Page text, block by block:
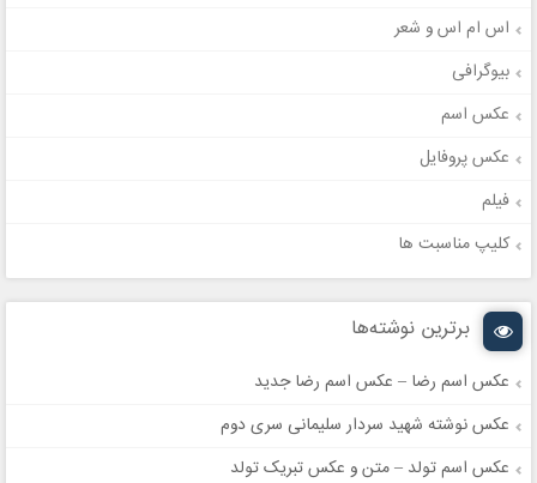
اس ام اس و شعر
بیوگرافی
عکس اسم
عکس پروفایل
فیلم
کلیپ مناسبت ها
برترین نوشته‌ها
عکس اسم رضا – عکس اسم رضا جدید
عکس نوشته شهید سردار سلیمانی سری دوم
عکس اسم تولد – متن و عکس تبریک تولد